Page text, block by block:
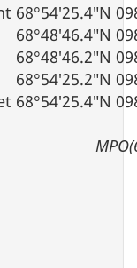
68°54′25.4″N
68°48′46.4″N
68°48′46.2″N
68°54′25.2″N
68°54′25.4″N